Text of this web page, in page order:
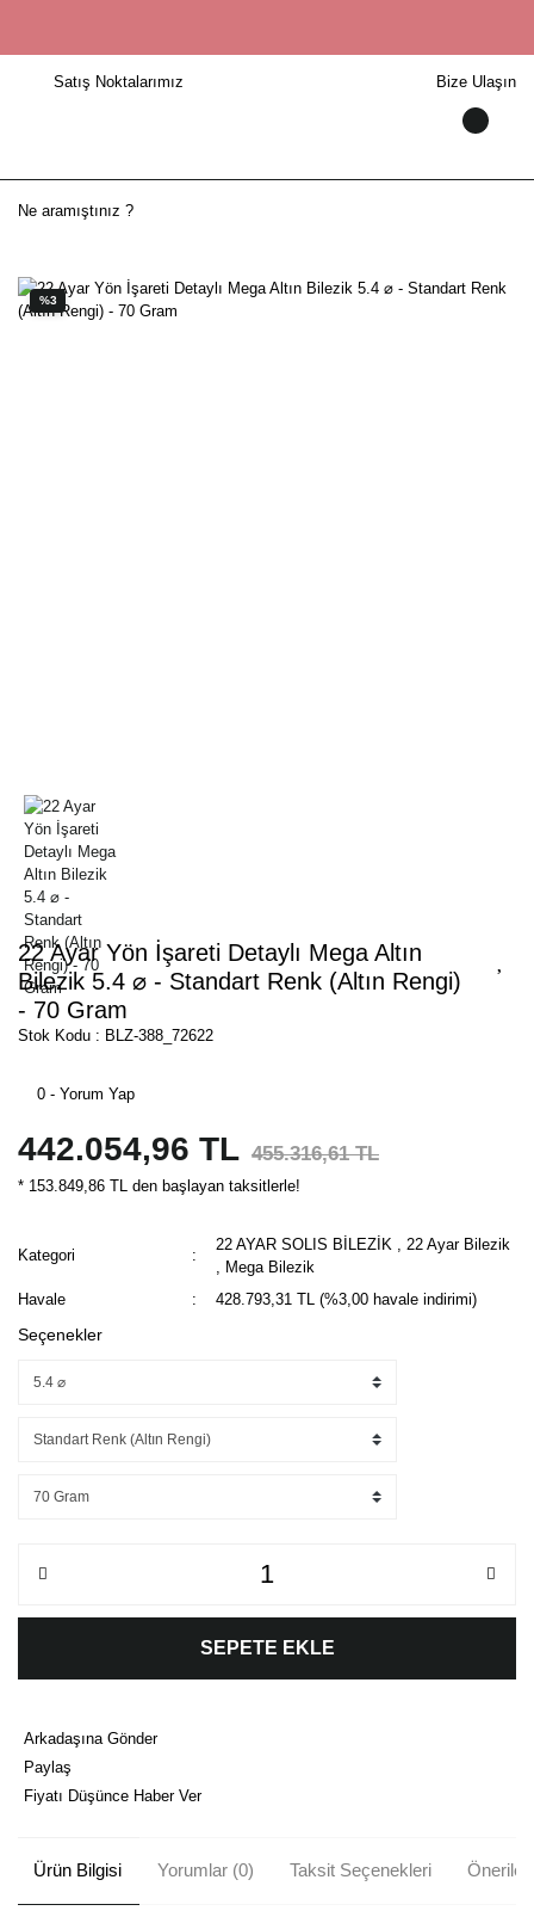
Satış Noktalarımız Bize Ulaşın
%3
22 Ayar Yön İşareti Detaylı Mega Altın
Bilezik 5.4 ⌀ - Standart Renk (Altın Rengi)
- 70 Gram
Stok Kodu : BLZ-388_72622
0 - Yorum Yap
442.054,96 TL 455.316,61 TL
* 153.849,86 TL den başlayan taksitlerle!
Kategori
22 AYAR SOLIS BİLEZİK
22 Ayar Bilezik
Mega Bilezik
Havale
428.793,31 TL (%3,00 havale indirimi)
Seçenekler
SEPETE EKLE
Arkadaşına Gönder
Paylaş
Fiyatı Düşünce Haber Ver
Ürün Bilgisi Yorumlar (0) Taksit Seçenekleri